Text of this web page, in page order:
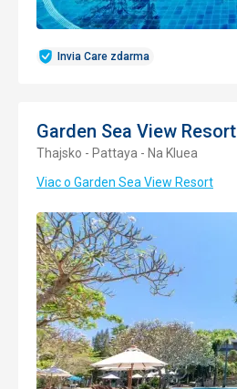
Invia Care zdarma
Garden Sea View Resort
Thajsko - Pattaya - Na Kluea
Viac o Garden Sea View Resort